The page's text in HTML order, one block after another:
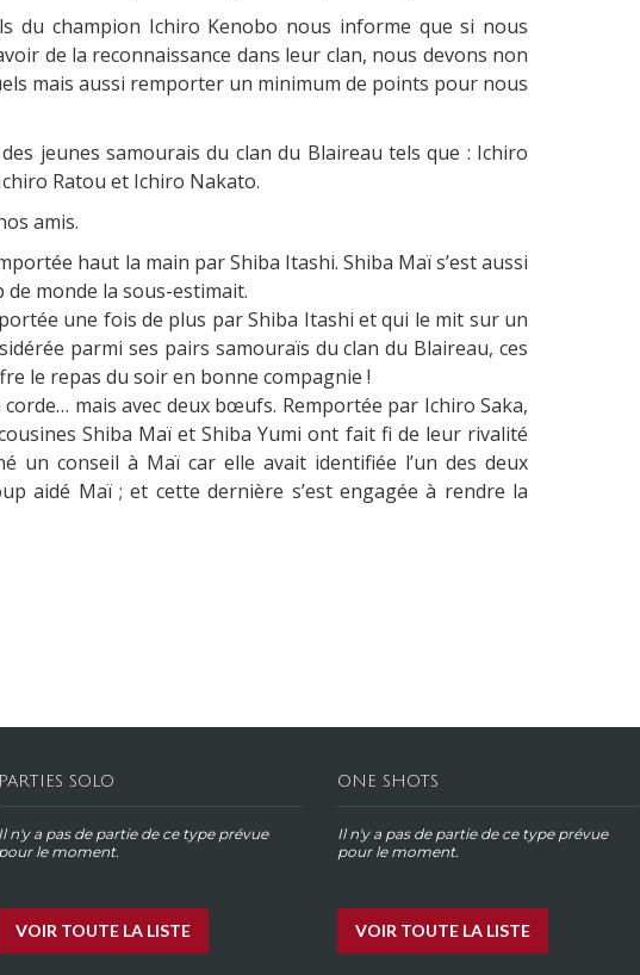
du champion Ichiro Kenobo nous informe que si nous
de la reconnaissance dans leur clan, nous devons non
mais aussi remporter un minimum de points pour nous
jeunes samourais du clan du Blaireau tels que : Ichiro
Ratou et Ichiro Nakato.
amis.
haut la main par Shiba Itashi. Shiba Maï s’est aussi
monde la sous-estimait.
une fois de plus par Shiba Itashi et qui le mit sur un
parmi ses pairs samouraïs du clan du Blaireau, ces
le repas du soir en bonne compagnie !
mais avec deux bœufs. Remportée par Ichiro Saka,
Shiba Maï et Shiba Yumi ont fait fi de leur rivalité
un conseil à Maï car elle avait identifiée l’un des deux
aidé Maï ; et cette dernière s’est engagée à rendre la
PARTIES SOLO
Il n'y a pas de partie de ce type prévue
pour le moment.
VOIR TOUTE LA LISTE
ONE SHOTS
Il n'y a pas de partie de ce type prévue
pour le moment.
VOIR TOUTE LA LISTE